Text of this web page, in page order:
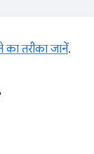
तरीका जानें.